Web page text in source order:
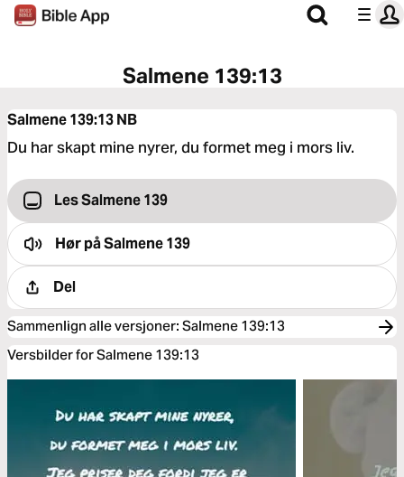
Salmene 139:13
Salmene 139:13NB
Du har skapt mine nyrer, du formet meg i mors liv.
Les Salmene 139
Hør påSalmene 139
Del
Sammenlign alle versjoner: Salmene 139:13
Versbilder for Salmene 139:13